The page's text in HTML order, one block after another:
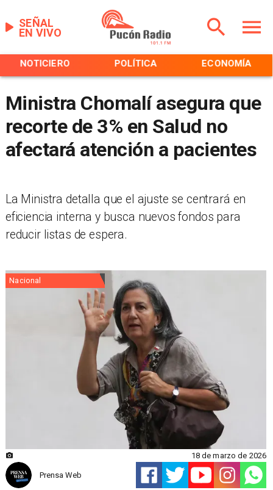
EN VIVO
SEÑAL
NOTICIERO POLÍTICA ECONOMÍA
Ministra Chomalí asegura que
recorte de 3% en Salud no
afectará atención a pacientes
La Ministra detalla que el ajuste se centrará en
eficiencia interna y busca nuevos fondos para
reducir listas de espera.
Nacional
Prensa Web
18 de marzo de 2026